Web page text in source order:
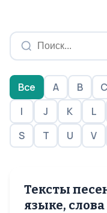
Все A B C
I
J K L
S
T U V
Тексты
языке,